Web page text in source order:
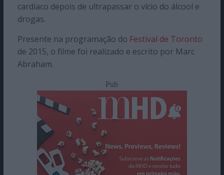
cardíaco depois de ultrapassar o vício do álcool e
drogas.
Presente na programação do Festival de Toronto
de 2015, o filme foi realizado e escrito por Marc
Abraham.
Pub